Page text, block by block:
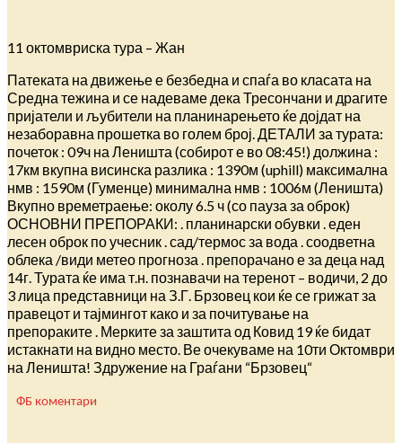
11 октомвриска тура – Жан
Патеката на движење е безбедна и спаѓа во класата на
Средна тежина и се надеваме дека Тресончани и драгите
пријатели и љубители на планинарењето ќе дојдат на
незаборавна прошетка во голем број. ДЕТАЛИ за турата:
почеток : 09ч на Леништа (собирот е во 08:45!) должина :
17км вкупна висинска разлика : 1390м (uphill) максимална
нмв : 1590м (Гуменце) минимална нмв : 1006м (Леништа)
Вкупно времетраење: околу 6.5 ч (со пауза за оброк)
ОСНОВНИ ПРЕПОРАКИ: . планинарски обувки . еден
лесен оброк по учесник . сад/термос за вода . соодветна
облека /види метео прогноза . препорачано е за деца над
14г. Турата ќе има т.н. познавачи на теренот – водичи, 2 до
3 лица представници на З.Г. Брзовец кои ќе се грижат за
правецот и тајмингот како и за почитување на
препораките . Мерките за заштита од Ковид 19 ќе бидат
истакнати на видно место. Ве очекуваме на 10ти Октомври
на Леништа! Здружение на Граѓани “Брзовец“
ФБ коментари